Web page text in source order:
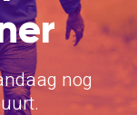
nog